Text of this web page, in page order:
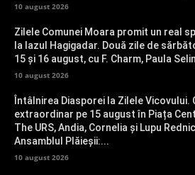
10 august 2026
Zilele Comunei Moara promit un real
la Iazul Hagigadar. Două zile de
15 și 16 august, cu F. Charm, Paula
10 august 2026
Întâlnirea Diasporei la Zilele Vicovului.
extraordinar pe 15 august în Piața
The URS, Andia, Cornelia și Lupu
Ansamblul Plăieșii:...
10 august 2026